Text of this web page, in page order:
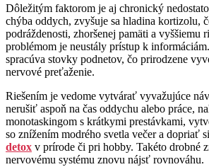
Dôležitým faktorom je aj chronický
chýba oddych, zvyšuje sa hladina kortizolu,
podráždenosti, zhoršenej pamäti a vyššiemu
problémom je neustály prístup k
spracúva stovky podnetov, čo prirodzene
nervové preťaženie.
Riešením je vedome vytvárať vyvažujúce
nerušiť aspoň na čas oddychu alebo práce,
monotaskingom s krátkymi prestávkami,
so znížením modrého svetla večer a dopriať
detox v prírode či pri hobby. Takéto drobné
nervovému systému znovu nájsť rovnováhu.